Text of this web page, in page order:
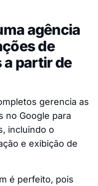
agência
de
partir de
gerencia as
no Google para
incluindo o
e exibição de
é perfeito, pois